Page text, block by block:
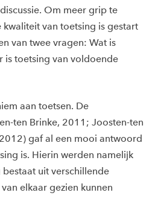
Om meer grip te
van toetsing is gestart
van twee vragen: Wat is
is toetsing van voldoende
aan toetsen. De
ten Brinke, 2011; Joosten-ten
gaf al een mooi antwoord
is. Hierin werden namelijk
uit verschillende
elkaar gezien kunnen